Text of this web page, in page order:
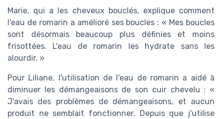
Marie, qui a les cheveux bouclés, explique comment
l'eau de romarin a amélioré ses boucles : « Mes boucles
sont désormais beaucoup plus définies et moins
frisottées. L'eau de romarin les hydrate sans les
alourdir. »
Pour Liliane, l'utilisation de l'eau de romarin a aidé à
diminuer les démangeaisons de son cuir chevelu : «
J'avais des problèmes de démangeaisons, et aucun
produit ne semblait fonctionner. Depuis que j'utilise